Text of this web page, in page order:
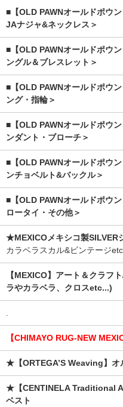
■【OLD PAWNオールドポウ
JAナジャ&ネックレス＞
■【OLD PAWNオールドポウ
ングル＆ブレスレット＞
■【OLD PAWNオールドポウ
ング・指輪＞
■【OLD PAWNオールドポウ
ンダント・ブローチ＞
■【OLD PAWNオールドポウ
ンチョベルト&バックル＞
■【OLD PAWNオールドポウ
ロータイ・その他＞
★MEXICOメキシコ製SILVER
カラベラスカル&ビンテージetc..
【MEXICO】アート＆クラフ
ラやカラベラ、クロスetc...)
【CHIMAYO RUG-NEW
★【ORTEGA’S Weaving】オ
★【CENTINELA Traditional
ベスト